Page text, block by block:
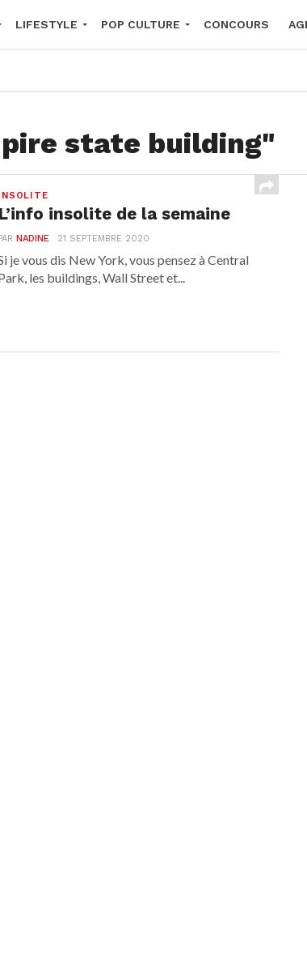
LIFESTYLE POP CULTURE CONCOURS
state building"
L’info insolite de la semaine
NADINE 21 SEPTEMBRE 2020
je vous dis New York, vous pensez à Central
les buildings, Wall Street et...